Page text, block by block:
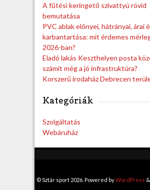
A fűtési keringető szivattyú rövid
bemutatása
PVC ablak előnyei, hátrányai, árai
karbantartása: mit érdemes
2026-ban?
Eladó lakás Keszthelyen posta
számít még a jó infrastruktúra?
Korszerű irodaház Debrecen
Kategóriák
Szolgáltatás
Webáruház
© Sztár sport 2026. Powered byWordPress &